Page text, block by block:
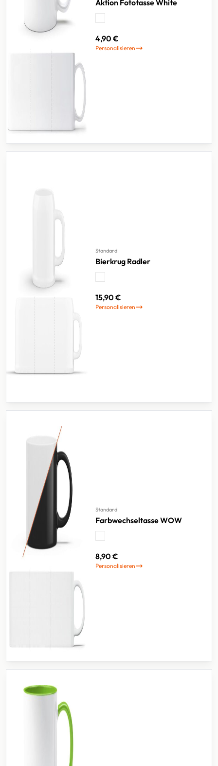
Aktion Fototasse White
4,90 €
Personalisieren
Standard
Bierkrug Radler
15,90 €
Personalisieren
Standard
Farbwechseltasse WOW
8,90 €
Personalisieren